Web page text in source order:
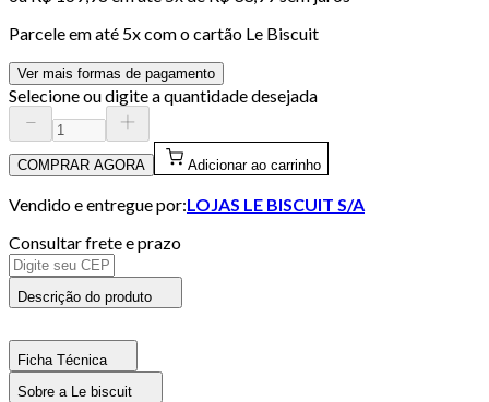
Parcele em até 5x com o cartão Le Biscuit
Ver mais formas de pagamento
Selecione ou digite a quantidade desejada
COMPRAR AGORA Adicionar ao carrinho
Vendido e entregue por:LOJAS LE BISCUIT S/A
Consultar frete e prazo
Descrição do produto
Ficha Técnica
Sobre a Le biscuit